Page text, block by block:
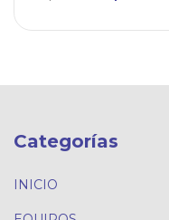
Categorías
INICIO